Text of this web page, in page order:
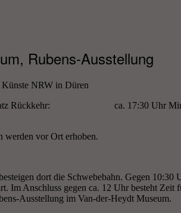
Rubens-Ausstellung
NRW in Düren
ca. 17:30 Uhr
werden vor Ort erhoben.
dort die Schwebebahn. Gegen 10:30
Im Anschluss gegen ca. 12 Uhr besteht Zeit
Ausstellung im Van-der-Heydt Museum.